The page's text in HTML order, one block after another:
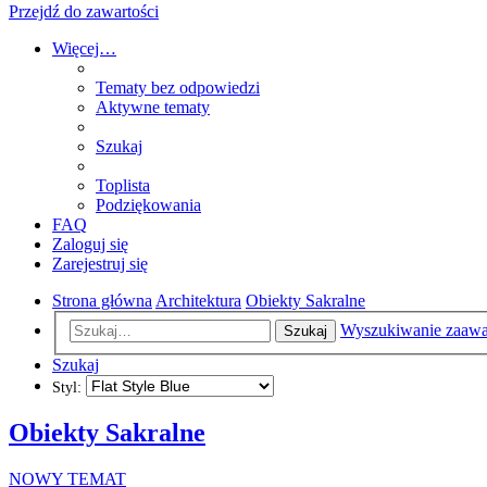
Przejdź do zawartości
Więcej…
Tematy bez odpowiedzi
Aktywne tematy
Szukaj
Toplista
Podziękowania
FAQ
Zaloguj się
Zarejestruj się
Strona główna Architektura Obiekty Sakralne
Szukaj
Wyszukiwanie
Szukaj
Styl:
Obiekty Sakralne
NOWY TEMAT